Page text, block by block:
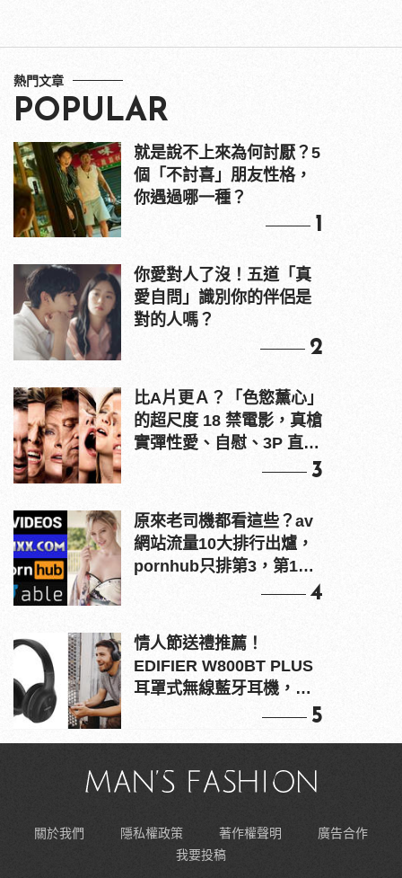
熱門文章
POPULAR
就是說不上來為何討厭？5
個「不討喜」朋友性格，
你遇過哪一種？
1
你愛對人了沒！五道「真
愛自問」識別你的伴侶是
對的人嗎？
2
比A片更Ａ？「色慾薰心」
的超尺度 18 禁電影，真槍
實彈性愛、自慰、3P 直接
3
原來老司機都看這些？av
網站流量10大排行出爐，
pornhub只排第3，第1名
4
情人節送禮推薦！
EDIFIER W800BT PLUS
耳罩式無線藍牙耳機，在
5
關於我們 隱私權政策 著作權聲明
廣告合作
我要投稿